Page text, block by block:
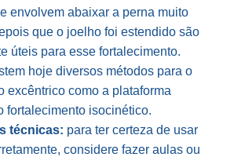
envolvem abaixar a perna muito
que o joelho foi estendido são
úteis para esse fortalecimento.
hoje diversos métodos para o
excêntrico como a plataforma
fortalecimento isocinético.
técnicas: para ter certeza de usar
considere fazer aulas ou